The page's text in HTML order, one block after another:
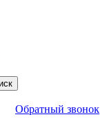
Обратный звонок